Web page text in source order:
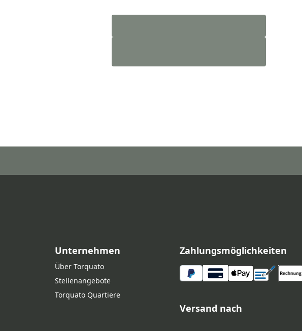
Unternehmen
Über Torquato
Stellenangebote
Torquato Quartiere
Zahlungsmöglichkeiten
Versand nach